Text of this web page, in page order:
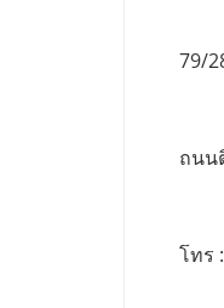
79/
ถนน
โทร